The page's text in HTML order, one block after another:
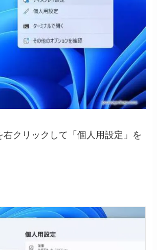
右クリックして「個人用設定」を